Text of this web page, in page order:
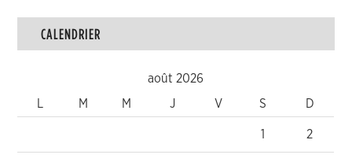
CALENDRIER
août 2026
M M J V S D
1 2